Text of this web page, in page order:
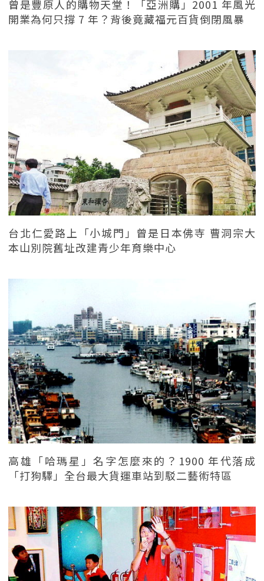
曾是豐原人的購物天堂！「亞洲購」2001 年風光
開業為何只撐 7 年？背後竟藏福元百貨倒閉風暴
台北仁愛路上「小城門」曾是日本佛寺 曹洞宗大
本山別院舊址改建青少年育樂中心
高雄「哈瑪星」名字怎麼來的？1900 年代落成
「打狗驛」全台最大貨運車站到駁二藝術特區